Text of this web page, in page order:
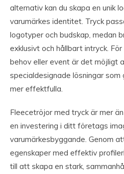
alternativ kan du skapa en unik
varumärkes identitet. Tryck
logotyper och budskap, medan
exklusivt och hållbart intryck.
behov eller event är det möjligt
specialdesignade lösningar
mer effektfulla.
Fleecetröjor med tryck är mer
en investering i ditt företags
varumärkesbyggande. Genom
egenskaper med effektiv
till att skapa en stark,